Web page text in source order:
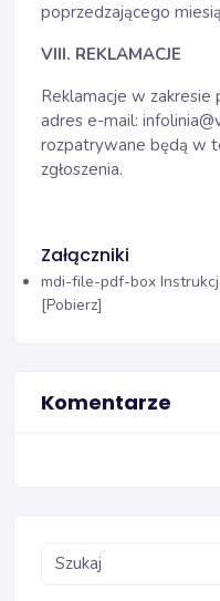
poprzedzającego
VIII. REKLAMACJE
Reklamacje w zakresie
adres e-mail:
rozpatrywane będą w
zgłoszenia.
Załączniki
mdi-file-pdf-box
[Pobierz]
Komentarze